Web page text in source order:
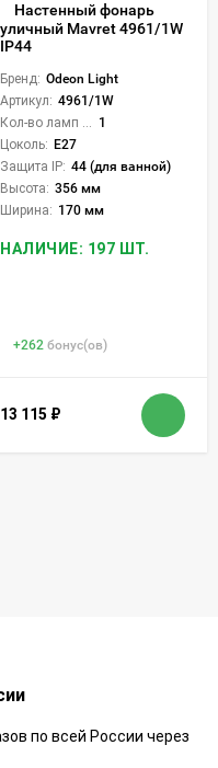
Настенный фонарь
уличный Mavret 4961/1W
IP44
Бренд: Odeon Light
Артикул: 4961/1W
1
Цоколь: E27
Защита IP: 44 (для ванной)
Высота: 356 мм
Ширина: 170 мм
НАЛИЧИЕ: 197 ШТ.
+262 бонус(ов)
13 115 ₽
по всей России через